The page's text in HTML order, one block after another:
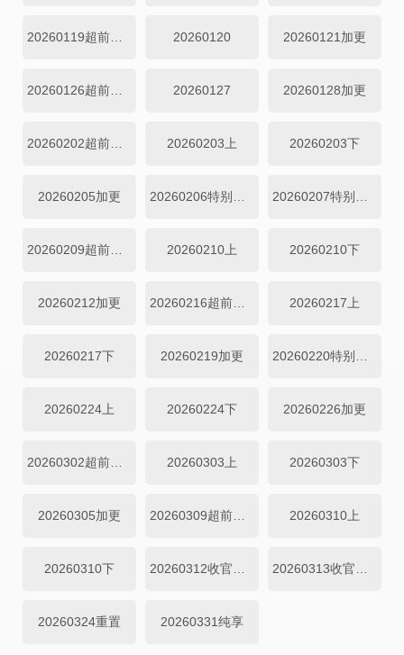
20260120 20260121加更
20260127 20260128加更
20260203上 20260203下
20260205加更
20260210上 20260210下
20260212加更 20260216超前营业 20260217上
20260217下 20260219加更
20260224上 20260224下 20260226加更
20260303上 20260303下
20260305加更 20260309超前营业 20260310上
20260310下
20260324重置 20260331纯享